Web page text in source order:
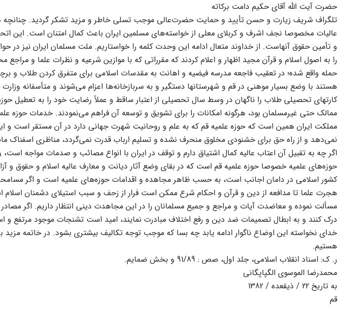
حضرت آیت‌ اللّه‌ آقاى حکیم دامت برکاته
تلگراف شریف زیارت و حسن تأیید و حمایت حضرت‌عالى موجب تسلى خاطر و مزید تشکر گردید. چنانچه
عالیات مخصوصا نجف اشرف و کربلاى معلى از خواسته‌هاى مسلمین ایران باعث کمال امتنان است. این
و تأمین حقوق آنهاست. از خداوند متعال ادامه این وحدت کلمه را خواستاریم. ملت مسلمان ایران نیز در
را به اصول اسلام و قرآن مجید اظهار و اعلام کردند که مقرراتى که با موازین شرعیه و نظرات علما و
حمله واقع شده؛ در تعقیب فاجعه مدرسه فیضیه و اهانت به مقدسات اسلامى براى متفرق کردن طلاب و
هستند با وضع بسیار موهنى در قم و شهرستانها دستگیر و به سربازخانه‌ها اعزام مى‌شوند و متأسفانه
کارتهاى تحصیلى طلاب را ناگهان در وسط سال تحصیلى از اعتبار ساقط و عملاً رضایت خود را به تعطیل
ممالک حتى غیرمسلمان بود، هرگونه امکانات را براى تشویق و توسعه آن فراهم مى‌نمودند. خدمات حوزه
مملکت ایران همین است که حوزه علمیه قم که به علم و روحانیت شهرت جهانى دارد در آن مستقر است و
نمى‌دهد و از راه حق براى خشنودى مخلوق منحرف نشده و تسلیم ارباب قدرت نمى‌گردد، مناظرى اسفناک
اگر چه به تقبیل آن اعتاب عالیه کمال اشتیاق دارم و توقف در ایران با انواع مصائب و صدمات مواجه
حوزه‌هاى علمیه خصوصا حوزه علمیه قم است که در بقاى وضع آثار دیانت و معارف عالیه اسلام و حقوق
کشور اسلامى در دامان اجانب است، به حسب ظاهر مجاهده و اقدامات حوزه‌هاى علمیه است و اگر
هجرت علما تا مدافعه از دین و قرآن و احکام شرع ممکن است فرار از زحف و سبب استیلاى دشمنان
مسألت نموده و معاضدت آیات و مراجع و جمیع مسلمانان را در این مجاهدت دینى انتظار داریم. اگر
درک کنند و به ابطال تصمیمات ضد دین و رفع اختلاف مبادرت نمایند، امید است تشنجات موجود مرتفع
خداى نخواسته این اوضاع ناگوار ادامه یابد چه بسا که موجب توجه تکالیف بیشترى بشود. در خاتمه
هستیم.
ر. ک: اسناد انقلاب اسلامى، جلد اول، صص : 91/89 و بخش ضمایم.
محمدرضا الموسوى الگپاپگانى
به تاریخ 22 / ذیقعده / 1382
قم